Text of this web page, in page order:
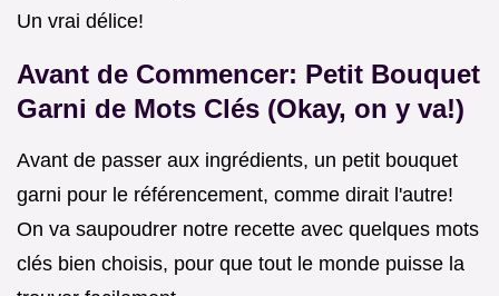
Un vrai délice!
Avant de Commencer: Petit Bouquet
Garni de Mots Clés (Okay, on y va!)
Avant de passer aux ingrédients, un petit bouquet
garni pour le référencement, comme dirait l'autre!
On va saupoudrer notre recette avec quelques mots
clés bien choisis, pour que tout le monde puisse la